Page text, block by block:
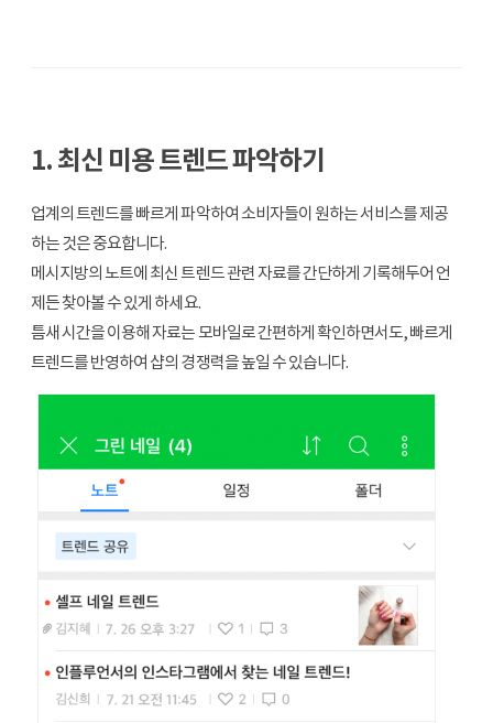
1. 최신 미용 트렌드 파악하기
업계의 트렌드를 빠르게 파악하여 소비자들이 원하는 서비스를 제공
하는 것은 중요합니다.
메시지방의 노트에 최신 트렌드 관련 자료를 간단하게 기록해두어 언
제든 찾아볼 수 있게 하세요.
틈새 시간을 이용해 자료는 모바일로 간편하게 확인하면서도, 빠르게
트렌드를 반영하여 샵의 경쟁력을 높일 수 있습니다.